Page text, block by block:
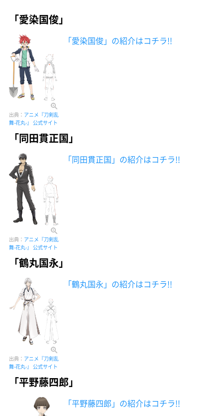
「愛染国俊」
出典： アニメ『刀剣乱
舞-花丸-』 公式サイト
「愛染国俊」の紹介はコチラ!!
「同田貫正国」
出典： アニメ『刀剣乱
舞-花丸-』 公式サイト
「同田貫正国」の紹介はコチラ!!
「鶴丸国永」
出典： アニメ『刀剣乱
舞-花丸-』 公式サイト
「鶴丸国永」の紹介はコチラ!!
「平野藤四郎」
「平野藤四郎」の紹介はコチラ!!